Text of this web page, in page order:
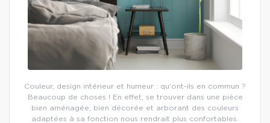
Couleur, design intérieur et humeur : qu'ont-ils en commun ?
Beaucoup de choses ! En effet, se trouver dans une pièce
bien aménagée, bien décorée et arborant des couleurs
adaptées à sa fonction nous rendrait plus confortables.